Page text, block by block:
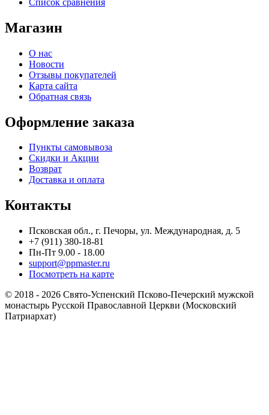
Магазин
О нас
Новости
Отзывы покупателей
Карта сайта
Обратная связь
Оформление заказа
Пункты самовывоза
Скидки и Акции
Возврат
Доставка и оплата
Контакты
Псковская обл., г. Печоры, ул. Международная, д. 5
+7 (911) 380-18-81
Пн-Пт 9.00 - 18.00
support@ppmaster.ru
Посмотреть на карте
© 2018 - 2026 Свято-Успенский Псково-Печерский мужской
монастырь Русской Православной Церкви (Московский
Патриархат)